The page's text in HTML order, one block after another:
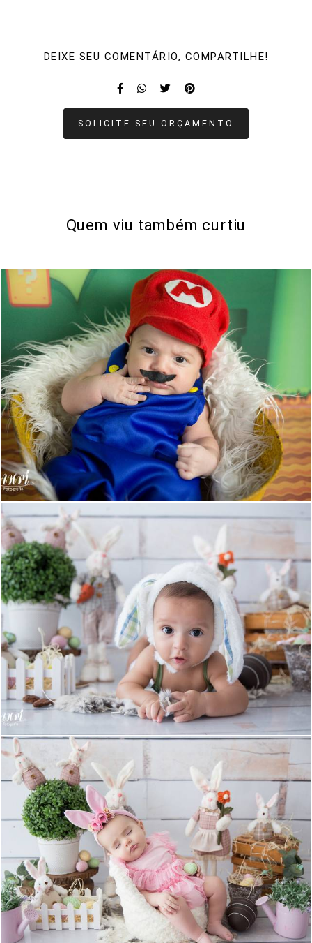
DEIXE SEU COMENTÁRIO, COMPARTILHE!
SOLICITE SEU ORÇAMENTO
Quem viu também curtiu
572 0
790 1
786 1